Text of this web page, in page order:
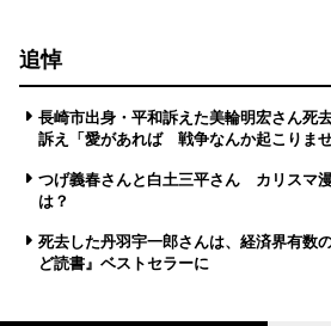
追悼
長崎市出身・平和訴えた美輪明宏さん
訴え「愛があれば 戦争なんか起こりませ
つげ義春さんと白土三平さん カリスマ
は？
死去した丹羽宇一郎さんは、経済界有
ど読書』ベストセラーに